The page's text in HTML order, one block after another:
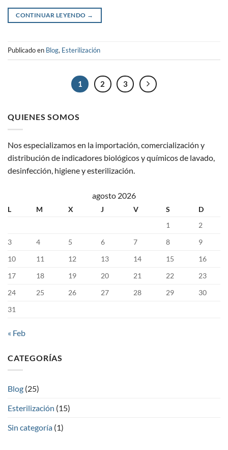
QUIENES SOMOS
Nos especializamos en la importación, comercialización y
distribución de indicadores biológicos y químicos de lavado,
desinfección, higiene y esterilización.
agosto 2026
L M X J V S
D
1
2
3
4 5 6 7 8
9
10
11 12 13 14 15
16
17
18 19 20 21 22
23
24
25 26 27 28 29
30
31
« Feb
CATEGORÍAS
Blog (25)
Esterilización (15)
Sin categoría (1)
CONTINUAR LEYENDO →
Publicado en Blog, Esterilización
1 2 3